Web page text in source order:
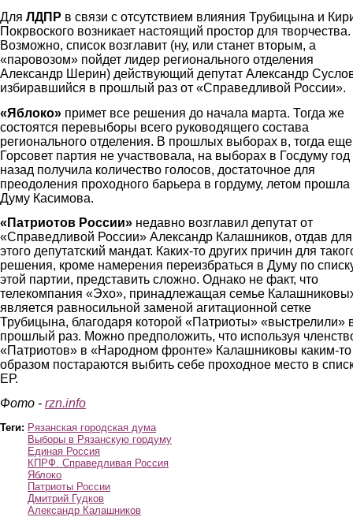
Для ЛДПР в связи с отсутствием влияния Трубицына и
Покрвоского возникает настоящий простор для творчества.
Возможно, список возглавит (ну, или станет вторым, а
«паровозом» пойдет лидер регионального отделения
Александр Шерин) действующий депутат Александр
избиравшийся в прошлый раз от «Справедливой России».
«Яблоко» примет все решения до начала марта. Тогда же
состоятся перевыборы всего руководящего состава
регионального отделения. В прошлых выборах в, тогда
Горсовет партия не участвовала, на выборах в Госдуму год
назад получила количество голосов, достаточное для
преодоления проходного барьера в гордуму, летом прошла
Думу Касимова.
«Патриотов России» недавно возглавил депутат от
«Справедливой России» Александр Калашников, отдав для
этого депутатский мандат. Каких-то других причин для
решения, кроме намерения переизбраться в Думу по
этой партии, представить сложно. Однако не факт, что
телекомпания «Эхо», принадлежащая семье
является равносильной заменой агитационной сетке
Трубицына, благодаря которой «Патриоты» «выстрелили»
прошлый раз. Можно предположить, что используя
«Патриотов» в «Народном фронте» Калашниковы каким-то
образом постараются выбить себе проходное место в
ЕР.
Фото - rzn.info
Теги: Рязанская городская дума
Выборы в Рязанскую гордуму
Единая Россия
КПРФ. Справедливая Россия
Яблоко
Патриоты России
Дмитрий Гудков
Александр Калашников